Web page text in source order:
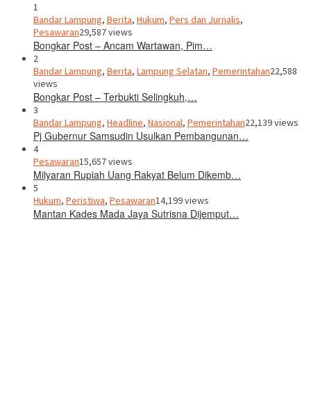
1
Bandar Lampung, Berita, Hukum, Pers dan Jurnalis,
Pesawaran29,587 views
Bongkar Post – Ancam Wartawan, Pim…
2
Bandar Lampung, Berita, Lampung Selatan, Pemerintahan22,588
views
Bongkar Post – Terbukti Selingkuh,…
3
Bandar Lampung, Headline, Nasional, Pemerintahan22,139 views
Pj Gubernur Samsudin Usulkan Pembangunan…
4
Pesawaran15,657 views
Milyaran Rupiah Uang Rakyat Belum Dikemb…
5
Hukum, Peristiwa, Pesawaran14,199 views
Mantan Kades Mada Jaya Sutrisna Dijemput…